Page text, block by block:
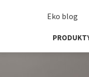
Eko blog